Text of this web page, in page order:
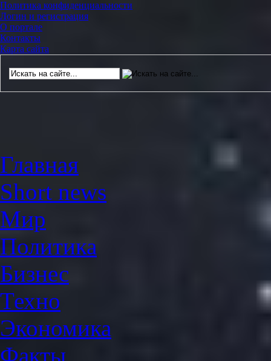
Политика конфиденциальности
Логин и регистрация
О портале
Контакты
Карта сайта
Главная
Short news
Мир
Политика
Бизнес
Техно
Экономика
Факты